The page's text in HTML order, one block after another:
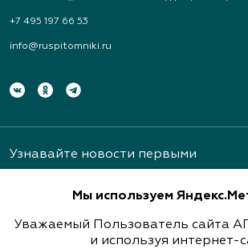
+7 495 197 66 53
info@ruspitomniki.ru
Узнавайте новости первыми
Мы используем
Уважаемый Пользователь сайта
и используя интернет-